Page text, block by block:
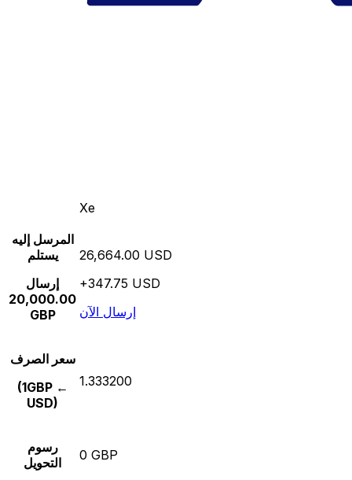
Xe
المرسل إليه
يستلم
إرسال
20,000.00
GBP
26,664.00 USD
+347.75 USD
إرسال الآن
سعر الصرف
(1GBP ←
USD)
1.333200
رسوم
التحويل
0 GBP